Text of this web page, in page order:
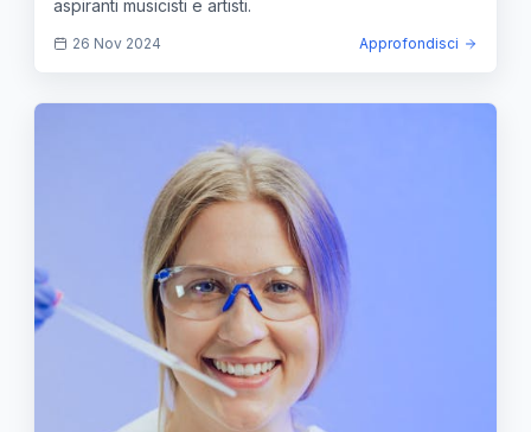
aspiranti musicisti e artisti.
26 Nov 2024 Approfondisci